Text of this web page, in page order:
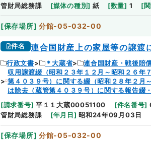
管財局総務課
[媒体の種別] 紙 [数量] 1 [
[保存場所] 分館-05-032-00
件名 連合国財産上の家屋等の譲渡
行政文書 ＊大蔵省
連合国財産・戦後賠
収用譲渡綴（昭和２３年１２月～昭和２６年
第４０３９号）に関する綴（昭和２８年２月
は除去（蔵管第４０３９号）に関する報告綴
[請求番号] 平１１大蔵00051100 [件名番号]
管財局総務課
[年月日] 昭和24年09月03日
[保存場所] 分館-05-032-00